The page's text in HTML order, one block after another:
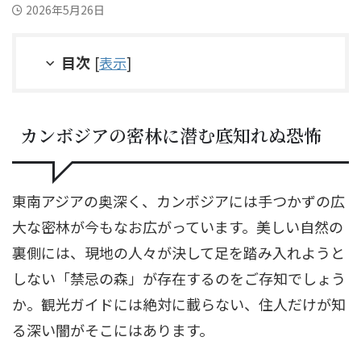
2026年5月26日
目次 [表示]
カンボジアの密林に潜む底知れぬ恐怖
東南アジアの奥深く、カンボジアには手つかずの広
大な密林が今もなお広がっています。美しい自然の
裏側には、現地の人々が決して足を踏み入れようと
しない「禁忌の森」が存在するのをご存知でしょう
か。観光ガイドには絶対に載らない、住人だけが知
る深い闇がそこにはあります。